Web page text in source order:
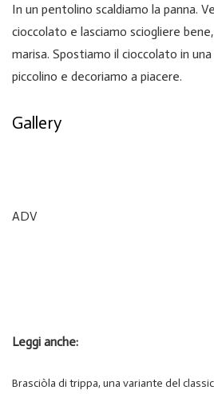
In un pentolino scaldiamo la panna.
cioccolato e lasciamo sciogliere
marisa. Spostiamo il cioccolato in
piccolino e decoriamo a piacere.
Gallery
ADV
Leggi anche:
Brasciòla di trippa, una variante del